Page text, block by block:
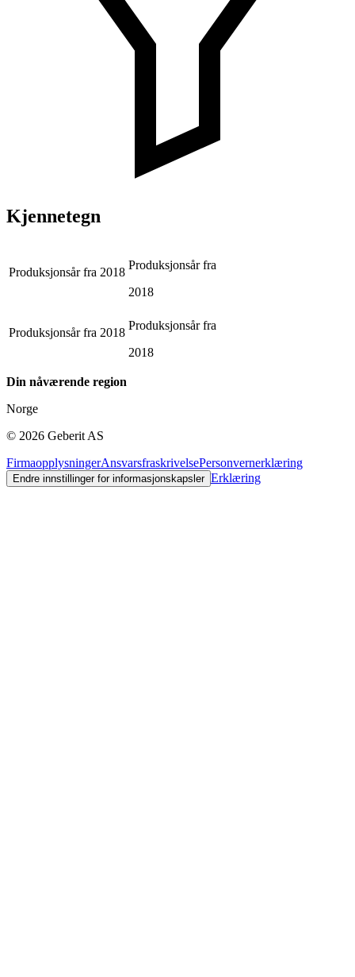
Kjennetegn
Produksjonsår fra 2018
Produksjonsår fra
2018
Produksjonsår fra 2018
Produksjonsår fra
2018
Din nåværende region
Norge
© 2026 Geberit AS
FirmaopplysningerAnsvarsfraskrivelsePersonvernerklæring
Endre innstillinger for informasjonskapsler Erklæring